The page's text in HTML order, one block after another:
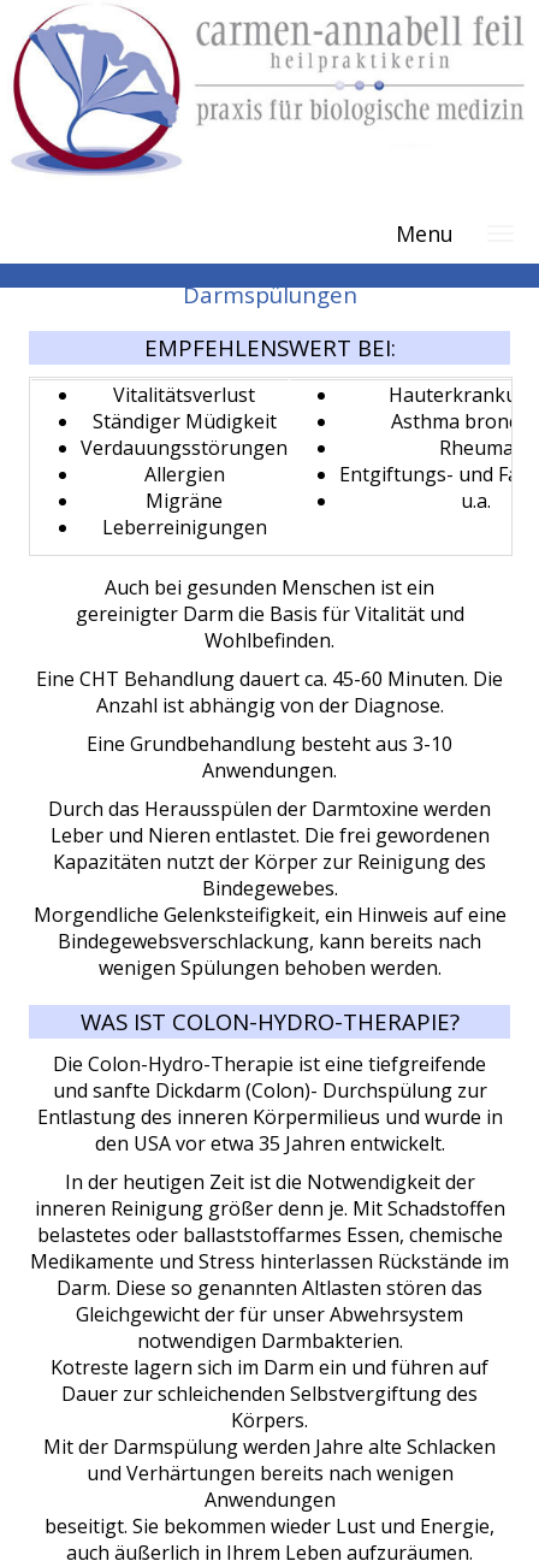
Menu
Colon-Hydro-Therapie
Gesundheit und Vitalität durch
Darmspülungen
EMPFEHLENSWERT BEI:
Vitalitätsverlust
Ständiger Müdigkeit
Verdauungsstörungen
Allergien
Migräne
Leberreinigungen
Asthma
Rheuma
Entgiftungs- und
u.a.
Auch bei gesunden Menschen ist ein
gereinigter Darm die Basis für Vitalität und
Wohlbefinden.
Eine CHT Behandlung dauert ca. 45-60 Minuten. Die
Anzahl ist abhängig von der Diagnose.
Eine Grundbehandlung besteht aus 3-10
Anwendungen.
Durch das Herausspülen der Darmtoxine werden
Leber und Nieren entlastet. Die frei gewordenen
Kapazitäten nutzt der Körper zur Reinigung des
Bindegewebes.
Morgendliche Gelenksteifigkeit, ein Hinweis auf eine
Bindegewebsverschlackung, kann bereits nach
wenigen Spülungen behoben werden.
WAS IST COLON-HYDRO-THERAPIE?
Die Colon-Hydro-Therapie ist eine tiefgreifende
und sanfte Dickdarm (Colon)- Durchspülung zur
Entlastung des inneren Körpermilieus und wurde in
den USA vor etwa 35 Jahren entwickelt.
In der heutigen Zeit ist die Notwendigkeit der
inneren Reinigung größer denn je. Mit Schadstoffen
belastetes oder ballaststoffarmes Essen, chemische
Medikamente und Stress hinterlassen Rückstände im
Darm. Diese so genannten Altlasten stören das
Gleichgewicht der für unser Abwehrsystem
notwendigen Darmbakterien.
Kotreste lagern sich im Darm ein und führen auf
Dauer zur schleichenden Selbstvergiftung des
Körpers.
Mit der Darmspülung werden Jahre alte Schlacken
und Verhärtungen bereits nach wenigen
Anwendungen
beseitigt. Sie bekommen wieder Lust und Energie,
auch äußerlich in Ihrem Leben aufzuräumen.